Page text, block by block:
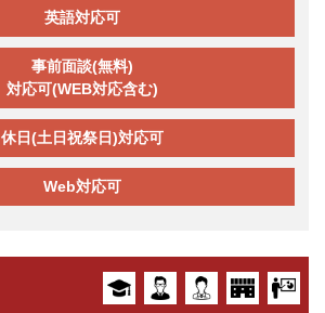
英語対応可
事前面談(無料)
対応可(WEB対応含む)
休日(土日祝祭日)対応可
Web対応可